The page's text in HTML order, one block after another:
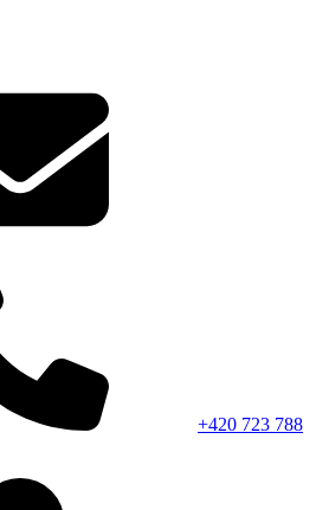
+420 723 788